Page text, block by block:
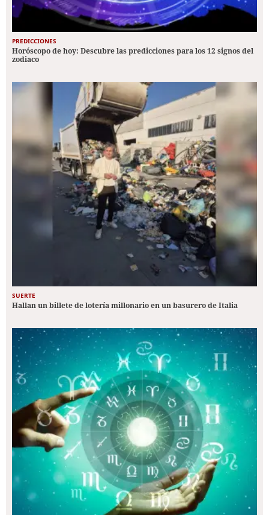
PREDICCIONES
Horóscopo de hoy: Descubre las predicciones para los 12 signos del
zodiaco
SUERTE
Hallan un billete de lotería millonario en un basurero de Italia